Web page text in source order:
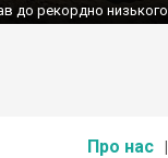
до рекордно низького
Про нас